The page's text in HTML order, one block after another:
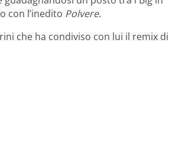
con l’inedito Polvere.
che ha condiviso con lui il remix di